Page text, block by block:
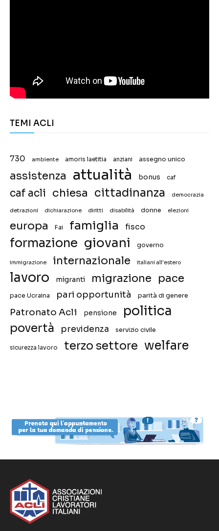
TEMI ACLI
730 ambiente amoris laetitia anziani assegno unico
assistenza attualità bonus caf
caf acli chiesa cittadinanza democrazia
detrazioni dichiarazione diritti disabilità donne elezioni
europa Fai famiglia fisco
formazione giovani governo
immigrazione internazionale italiani all'estero
lavoro migranti migrazione pace
pace Ucraina pari opportunità parità di genere
Patronato Acli pensione politica
povertà previdenza servizio civile
sicurezza lavoro terzo settore welfare